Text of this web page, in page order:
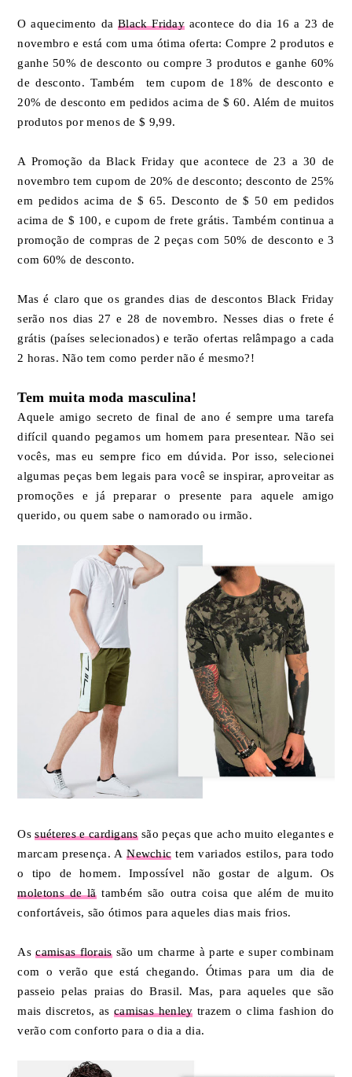
O aquecimento da Black Friday acontece do dia 16 a 23 de
novembro e está com uma ótima oferta: Compre 2 produtos e
ganhe 50% de desconto ou compre 3 produtos e ganhe 60%
de desconto. Também tem cupom de 18% de desconto e
20% de desconto em pedidos acima de $ 60. Além de muitos
produtos por menos de $ 9,99.
A Promoção da Black Friday que acontece de 23 a 30 de
novembro tem cupom de 20% de desconto; desconto de 25%
em pedidos acima de $ 65. Desconto de $ 50 em pedidos
acima de $ 100, e cupom de frete grátis. Também continua a
promoção de compras de 2 peças com 50% de desconto e 3
com 60% de desconto.
Mas é claro que os grandes dias de descontos Black Friday
serão nos dias 27 e 28 de novembro. Nesses dias o frete é
grátis (países selecionados) e terão ofertas relâmpago a cada
2 horas. Não tem como perder não é mesmo?!
Tem muita moda masculina!
Aquele amigo secreto de final de ano é sempre uma tarefa
difícil quando pegamos um homem para presentear. Não sei
vocês, mas eu sempre fico em dúvida. Por isso, selecionei
algumas peças bem legais para você se inspirar, aproveitar as
promoções e já preparar o presente para aquele amigo
querido, ou quem sabe o namorado ou irmão.
Ossuéteres e cardiganssão peças que acho muito elegantes e
marcam presença. ANewchic tem variados estilos, para todo
o tipo de homem. Impossível não gostar de algum. Os
moletons de lãtambém são outra coisa que além de muito
confortáveis, são ótimos para aqueles dias mais frios.
Ascamisas floraissão um charme à parte e super combinam
com o verão que está chegando. Ótimas para um dia de
passeio pelas praias do Brasil. Mas, para aqueles que são
mais discretos, as camisas henley trazem o clima fashion do
verão com conforto para o dia a dia.